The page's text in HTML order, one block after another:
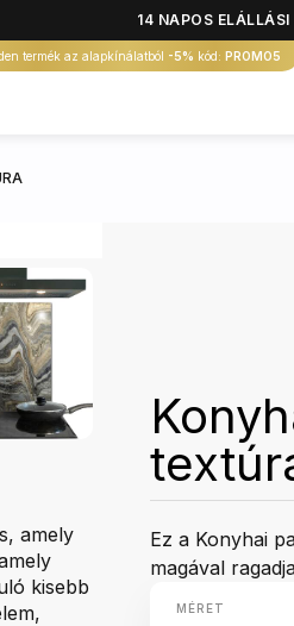
14 NAPOS ELÁLLÁSI
termék az alapkínálatból -5% kód: PROMO5
amely
kisebb
Ez a Konyhai
magával
MÉRET